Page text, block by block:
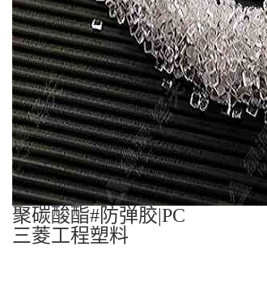
聚碳酸酯#防弹胶|PC
三菱工程塑料